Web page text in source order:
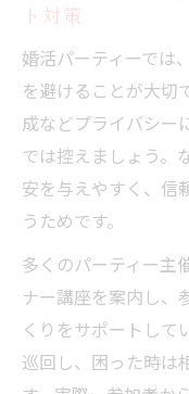
ト対策
婚活パーティーでは
を避けることが大切
成などプライバシー
では控えましょう。
安を与えやすく、信
うためです。
多くのパーティー主
ナー講座を案内し、
くりをサポートして
巡回し、困った時は